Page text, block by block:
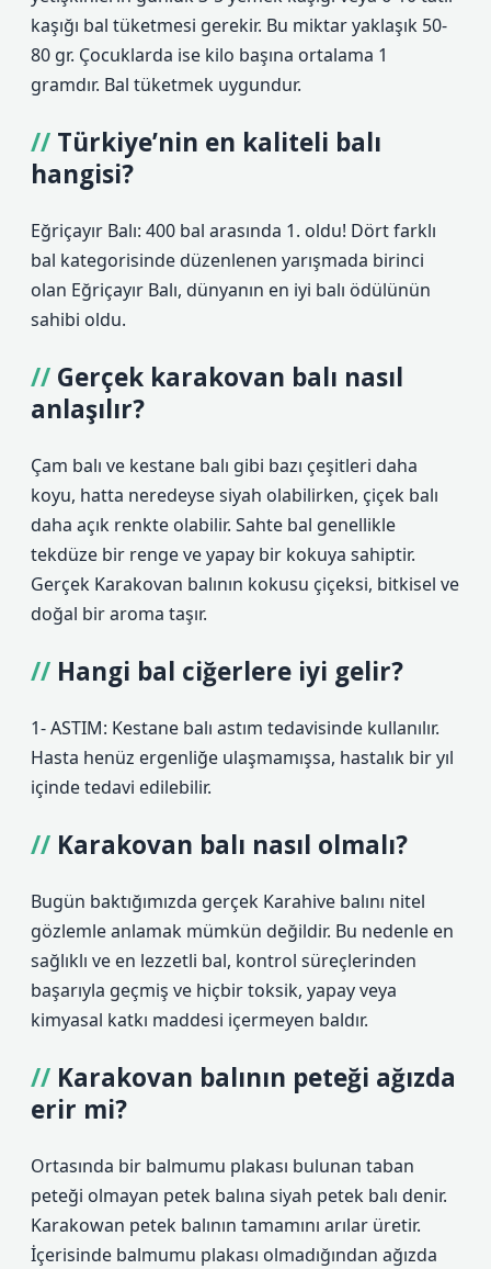
kaşığı bal tüketmesi gerekir. Bu miktar yaklaşık 50-
80 gr. Çocuklarda ise kilo başına ortalama 1
gramdır. Bal tüketmek uygundur.
Türkiye’nin en kaliteli balı
hangisi?
Eğriçayır Balı: 400 bal arasında 1. oldu! Dört farklı
bal kategorisinde düzenlenen yarışmada birinci
olan Eğriçayır Balı, dünyanın en iyi balı ödülünün
sahibi oldu.
Gerçek karakovan balı nasıl
anlaşılır?
Çam balı ve kestane balı gibi bazı çeşitleri daha
koyu, hatta neredeyse siyah olabilirken, çiçek balı
daha açık renkte olabilir. Sahte bal genellikle
tekdüze bir renge ve yapay bir kokuya sahiptir.
Gerçek Karakovan balının kokusu çiçeksi, bitkisel ve
doğal bir aroma taşır.
Hangi bal ciğerlere iyi gelir?
1- ASTIM: Kestane balı astım tedavisinde kullanılır.
Hasta henüz ergenliğe ulaşmamışsa, hastalık bir yıl
içinde tedavi edilebilir.
Karakovan balı nasıl olmalı?
Bugün baktığımızda gerçek Karahive balını nitel
gözlemle anlamak mümkün değildir. Bu nedenle en
sağlıklı ve en lezzetli bal, kontrol süreçlerinden
başarıyla geçmiş ve hiçbir toksik, yapay veya
kimyasal katkı maddesi içermeyen baldır.
Karakovan balının peteği ağızda
erir mi?
Ortasında bir balmumu plakası bulunan taban
peteği olmayan petek balına siyah petek balı denir.
Karakowan petek balının tamamını arılar üretir.
İçerisinde balmumu plakası olmadığından ağızda